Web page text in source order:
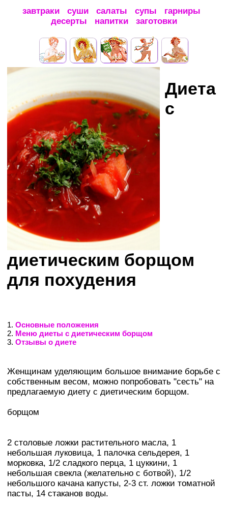
завтраки суши салаты супы
гарниры
десерты
напитки заготовки
Диета
с
диетическим борщом
для похудения
1. Основные положения
2. Меню диеты с диетическим борщом
3. Отзывы о диете
Женщинам уделяющим большое внимание борьбе с
собственным весом, можно попробовать "сесть" на
предлагаемую диету с диетическим борщом.
борщом
2 столовые ложки растительного масла, 1
небольшая луковица, 1 палочка сельдерея, 1
морковка, 1/2 сладкого перца, 1 цуккини, 1
небольшая свекла (желательно с ботвой), 1/2
небольшого качана капусты, 2-3 ст. ложки томатной
пасты, 14 стаканов воды.